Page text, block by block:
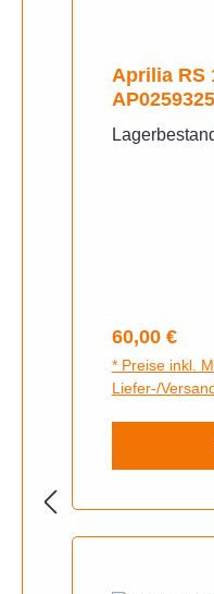
Aprilia RS 125
Regulärer
60,00 €
* Preise inkl.
Liefer-/